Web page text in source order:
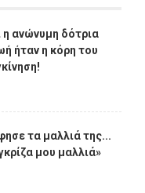
ανώνυμη δότρια
ήταν η κόρη του
τα μαλλιά της...
μου μαλλιά»